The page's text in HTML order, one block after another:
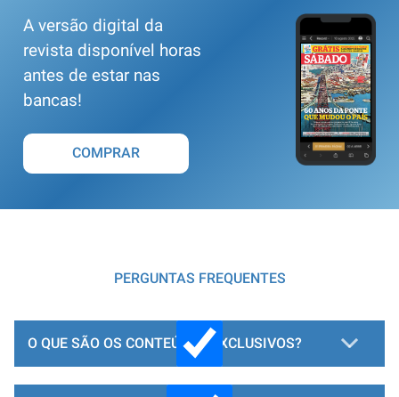
A versão digital da
revista disponível horas
antes de estar nas
bancas!
COMPRAR
PERGUNTAS FREQUENTES
O QUE SÃO OS CONTEÚDOS EXCLUSIVOS?